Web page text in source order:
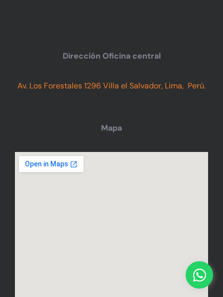
Dirección Oficina central
Av. Los Forestales 1296 Villa el Salvador, Lima, Perú.
Mapa